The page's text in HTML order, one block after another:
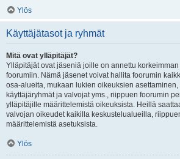
Ylös
Käyttäjätasot ja ryhmät
Mitä ovat ylläpitäjät?
Ylläpitäjät ovat jäseniä joille on annettu
foorumiin. Nämä jäsenet voivat hallita foorumin
osa-alueita, mukaan lukien oikeuksien
käyttäjäryhmät ja valvojat yms., riippuen foorumin
ylläpitäjille määrittelemistä oikeuksista. Heillä
valvojan oikeudet kaikilla keskustelualueilla,
määrittelemistä asetuksista.
Ylös